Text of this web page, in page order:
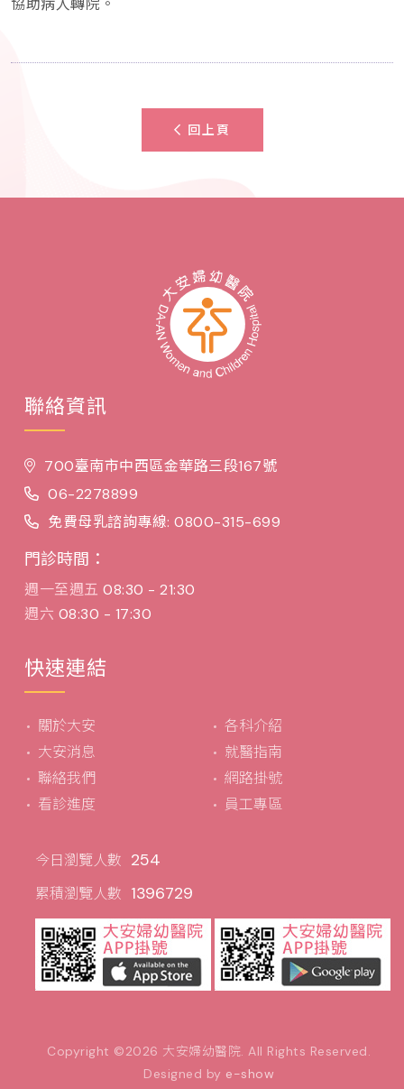
協助病人轉院。
回上頁
聯絡資訊
700臺南市中西區金華路三段167號
06-2278899
免費母乳諮詢專線: 0800-315-699
門診時間：
週一至週五 08:30 - 21:30
週六 08:30 - 17:30
快速連結
關於大安
各科介紹
大安消息
就醫指南
聯絡我們
網路掛號
看診進度
員工專區
今日瀏覽人數 254
累積瀏覽人數 1396729
Copyright ©2026 大安婦幼醫院 . All Rights Reserved.
Designed by e-show